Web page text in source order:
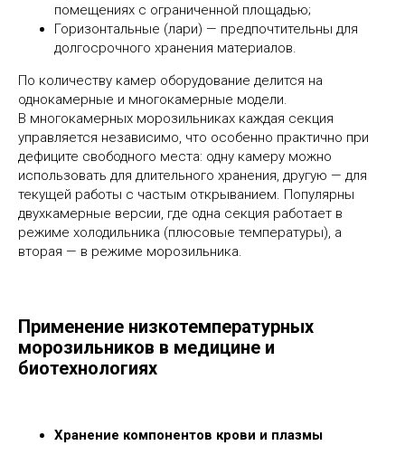
помещениях с ограниченной площадью;
Горизонтальные (лари) — предпочтительны для
долгосрочного хранения материалов.
По количеству камер оборудование делится на
однокамерные и многокамерные модели.
В многокамерных морозильниках каждая секция
управляется независимо, что особенно практично при
дефиците свободного места: одну камеру можно
использовать для длительного хранения, другую — для
текущей работы с частым открыванием. Популярны
двухкамерные версии, где одна секция работает в
режиме холодильника (плюсовые температуры), а
вторая — в режиме морозильника.
Применение низкотемпературных
морозильников в медицине и
биотехнологиях
Хранение компонентов крови и плазмы